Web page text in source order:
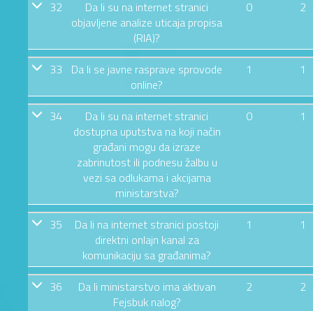
32
Da li su na internet stranici
objavljene analize uticaja propisa
(RIA)?
0 2
33
Da li se javne rasprave sprovode
online?
1 1
34
Da li su na internet stranici
dostupna uputstva na koji način
građani mogu da izraze
zabrinutost ili podnesu žalbu u
vezi sa odlukama i akcijama
ministarstva?
0 1
35
Da li na internet stranici postoji
direktni onlajn kanal za
komunikaciju sa građanima?
1 1
36
Da li ministarstvo ima aktivan
Fejsbuk nalog?
2 2